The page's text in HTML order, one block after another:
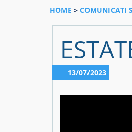
HOME > COMUNICATI
13/07/2023